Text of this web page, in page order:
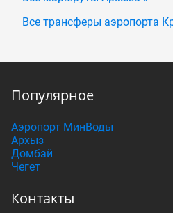
Все трансферы аэропорта
Популярное
Аэропорт МинВоды
Архыз
Домбай
Чегет
Контакты